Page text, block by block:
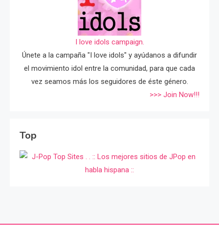
I love idols campaign.
Únete a la campaña "I love idols" y ayúdanos a difundir
el movimiento idol entre la comunidad, para que cada
vez seamos más los seguidores de éste género.
>>> Join Now!!!
Top